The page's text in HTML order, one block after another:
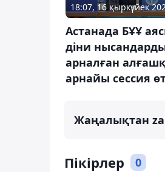
18:07, 16 қыркүйек
Астанада БҰҰ
діни
арналған
арнайы сессия
Жаңалықтан
Пікірлер 0